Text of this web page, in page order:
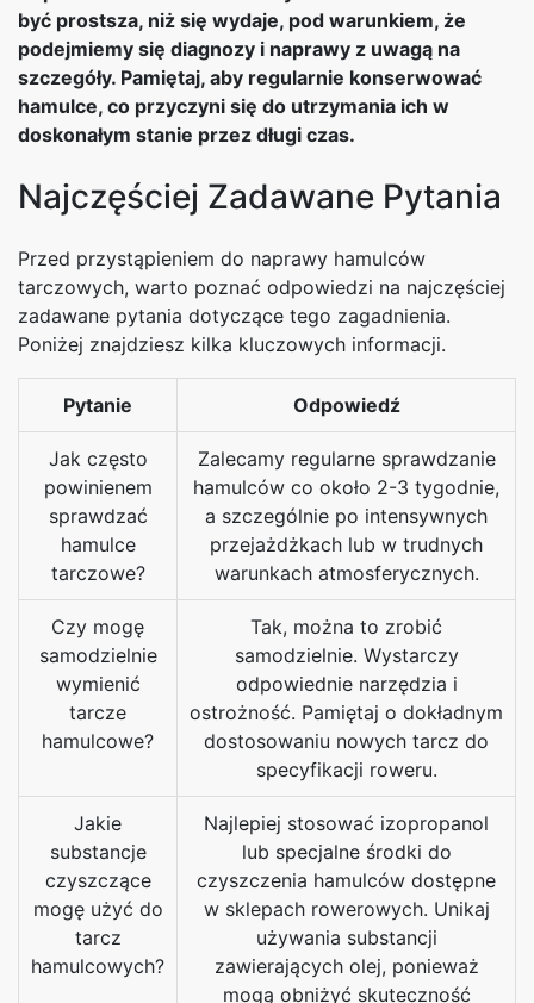
być prostsza, niż się wydaje, pod warunkiem, że
podejmiemy się diagnozy i naprawy z uwagą na
szczegóły. Pamiętaj, aby regularnie konserwować
hamulce, co przyczyni się do utrzymania ich w
doskonałym stanie przez długi czas.
Najczęściej Zadawane Pytania
Przed przystąpieniem do naprawy hamulców
tarczowych, warto poznać odpowiedzi na najczęściej
zadawane pytania dotyczące tego zagadnienia.
Poniżej znajdziesz kilka kluczowych informacji.
Pytanie Odpowiedź
Jak często
powinienem
sprawdzać
hamulce
tarczowe?
Zalecamy regularne sprawdzanie
hamulców co około 2-3 tygodnie,
a szczególnie po intensywnych
przejażdżkach lub w trudnych
warunkach atmosferycznych.
Czy mogę
samodzielnie
wymienić
tarcze
hamulcowe?
Tak, można to zrobić
samodzielnie. Wystarczy
odpowiednie narzędzia i
ostrożność. Pamiętaj o dokładnym
dostosowaniu nowych tarcz do
specyfikacji roweru.
Jakie
substancje
czyszczące
mogę użyć do
tarcz
hamulcowych?
Najlepiej stosować izopropanol
lub specjalne środki do
czyszczenia hamulców dostępne
w sklepach rowerowych. Unikaj
używania substancji
zawierających olej, ponieważ
mogą obniżyć skuteczność